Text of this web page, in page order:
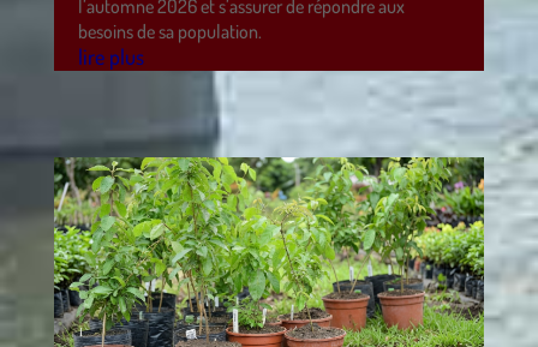
l’automne 2026 et s’assurer de répondre aux
besoins de sa population.
lire plus